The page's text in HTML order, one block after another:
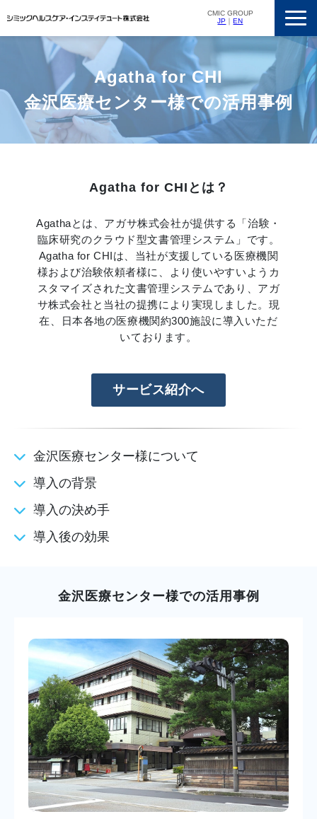
CMIC GROUP
JP ｜EN
サービス一覧
私たちの強み
支援実績
ニュースリリース
Agatha for CHI
金沢医療センター様での活用事例
Agatha for CHIとは？
Agathaとは、アガサ株式会社が提供する「治験・
臨床研究のクラウド型文書管理システム」です。
Agatha for CHIは、当社が支援している医療機関
様および治験依頼者様に、より使いやすいようカ
スタマイズされた文書管理システムであり、アガ
サ株式会社と当社の提携により実現しました。現
在、日本各地の医療機関約300施設に導入いただ
いております。
サービス紹介へ
金沢医療センター様について
導入の背景
導入の決め手
導入後の効果
金沢医療センター様での活用事例